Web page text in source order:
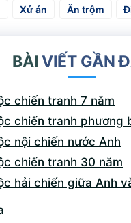
Xử án Ăn trộm
BÀI VIẾT GẦN
chiến tranh 7 năm
chiến tranh phương
nội chiến nước Anh
chiến tranh 30 năm
hải chiến giữa Anh